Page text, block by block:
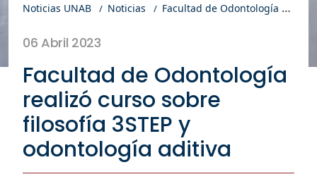
Noticias UNAB Noticias Facultad de Odontología realizó curso sobre filosofía 3STEP y odontología aditiva
06 Abril 2023
Facultad de Odontología
realizó curso sobre
filosofía 3STEP y
odontología aditiva